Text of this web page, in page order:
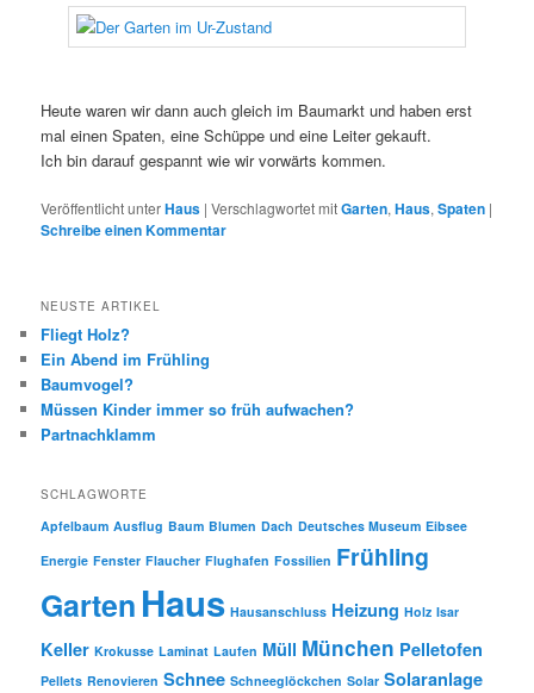
Heute waren wir dann auch gleich im Baumarkt und haben erst
mal einen Spaten, eine Schüppe und eine Leiter gekauft.
Ich bin darauf gespannt wie wir vorwärts kommen.
Veröffentlicht unterHaus |Verschlagwortet mitGarten,Haus,Spaten |
Schreibe einen Kommentar
NEUSTE ARTIKEL
Fliegt Holz?
Ein Abend im Frühling
Baumvogel?
Müssen Kinder immer so früh aufwachen?
Partnachklamm
SCHLAGWORTE
Apfelbaum Ausflug Baum Blumen Dach Deutsches Museum Eibsee
Energie Fenster Flaucher Flughafen Fossilien Frühling
GartenHaus Hausanschluss Heizung Holz Isar
Keller Krokusse Laminat Laufen Müll München Pelletofen
Pellets Renovieren Schnee Schneeglöckchen Solar Solaranlage